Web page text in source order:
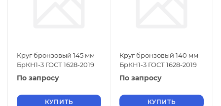
Круг бронзовый 145 мм
БрКН1-3 ГОСТ 1628-2019
По запросу
КУПИТЬ
Круг бронзовый 140 мм
БрКН1-3 ГОСТ 1628-2019
По запросу
КУПИТЬ